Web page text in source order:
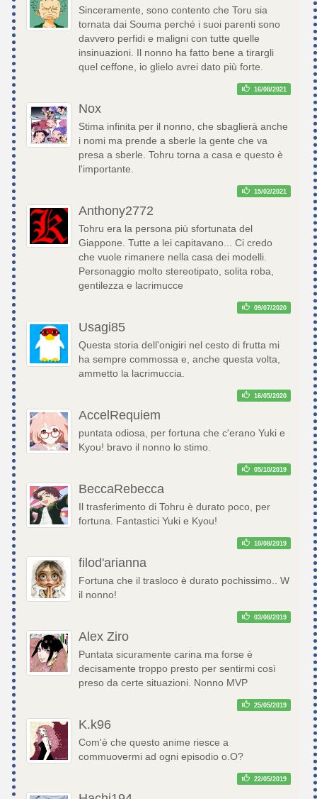
Sinceramente, sono contento che Toru sia
tornata dai Souma perché i suoi parenti sono
davvero perfidi e maligni con tutte quelle
insinuazioni. Il nonno ha fatto bene a tirargli
quel ceffone, io glielo avrei dato più forte.
16/08/2021
Nox
Stima infinita per il nonno, che sbaglierà anche
i nomi ma prende a sberle la gente che va
presa a sberle. Tohru torna a casa e questo è
l'importante.
15/02/2021
Anthony2772
Tohru era la persona più sfortunata del
Giappone. Tutte a lei capitavano... Ci credo
che vuole rimanere nella casa dei modelli.
Personaggio molto stereotipato, solita roba,
gentilezza e lacrimucce
09/07/2020
Usagi85
Questa storia dell'onigiri nel cesto di frutta mi
ha sempre commossa e, anche questa volta,
ammetto la lacrimuccia.
16/05/2020
AccelRequiem
puntata odiosa, per fortuna che c'erano Yuki e
Kyou! bravo il nonno lo stimo.
05/10/2019
BeccaRebecca
Il trasferimento di Tohru è durato poco, per
fortuna. Fantastici Yuki e Kyou!
10/08/2019
filod'arianna
Fortuna che il trasloco è durato pochissimo.. W
il nonno!
03/08/2019
Alex Ziro
Puntata sicuramente carina ma forse è
decisamente troppo presto per sentirmi così
preso da certe situazioni. Nonno MVP
25/05/2019
K.k96
Com'è che questo anime riesce a
commuovermi ad ogni episodio o.O?
22/05/2019